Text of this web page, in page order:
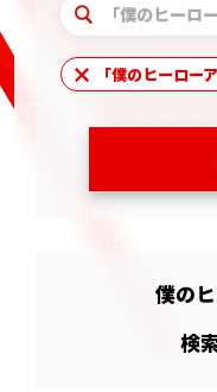
「僕のヒーロー
僕の
検